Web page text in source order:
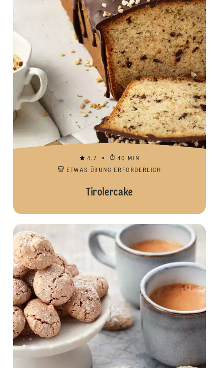
4.7
40 MIN
ETWAS ÜBUNG ERFORDERLICH
Tirolercake